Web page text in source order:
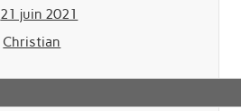
21 juin 2021
Christian